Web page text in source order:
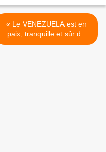
« Le VENEZUELA est en
paix, tranquille et sûr de
son destin et de sa route » :